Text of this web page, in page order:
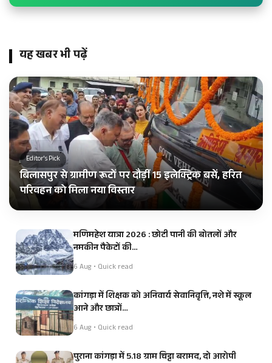
यह खबर भी पढ़ें
Editor's Pick
बिलासपुर से ग्रामीण रूटों पर दौड़ीं 15 इलेक्ट्रिक बसें, हरित
परिवहन को मिला नया विस्तार
मणिमहेश यात्रा 2026 : छोटी पानी की बोतलों और
नमकीन पैकेटों की…
6 Aug • Quick read
कांगड़ा में शिक्षक को अनिवार्य सेवानिवृत्ति, नशे में स्कूल
आने और छात्रों…
6 Aug • Quick read
पुराना कांगड़ा में 5.18 ग्राम चिट्टा बरामद, दो आरोपी